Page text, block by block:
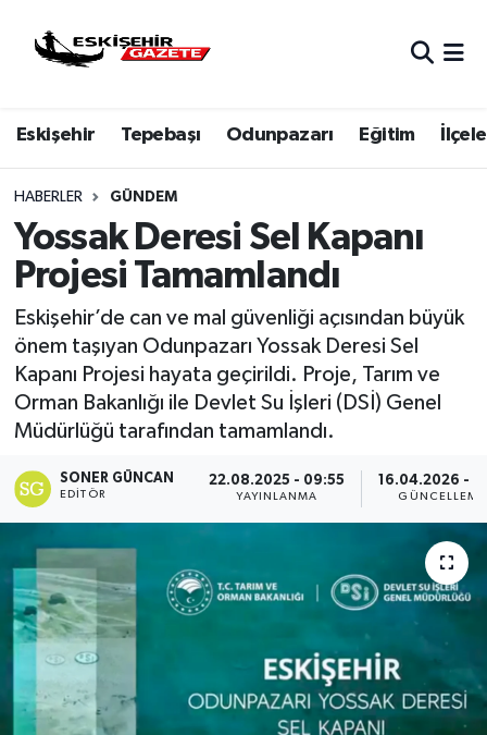
Eskişehir Tepebaşı Odunpazarı Eğitim
HABERLER GÜNDEM
Yossak Deresi Sel Kapanı
Projesi Tamamlandı
Eskişehir’de can ve mal güvenliği açısından büyük
önem taşıyan Odunpazarı Yossak Deresi Sel
Kapanı Projesi hayata geçirildi. Proje, Tarım ve
Orman Bakanlığı ile Devlet Su İşleri (DSİ) Genel
Müdürlüğü tarafından tamamlandı.
SONER GÜNCAN
EDITÖR
22.08.2025 - 09:55
YAYINLANMA
16.04.2026 -
GÜNCELLEME
Hava Durumu
Eskişehir Namaz Vakitleri
Trafik Durumu
Tüm Manşetler
Son Dakika Haberleri
Haber Arşivi